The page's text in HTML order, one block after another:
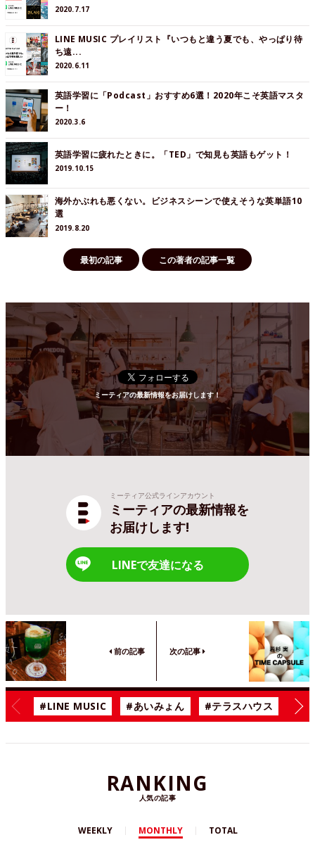
2020.7.17
LINE MUSIC プレイリスト『いつもと違う夏でも、やっぱり待
ち遠...
2020.6.11
英語学習に「Podcast」おすすめ6選！2020年こそ英語マスタ
ー！
2020.3.6
英語学習に疲れたときに。「TED」で知見も英語もゲット！
2019.10.15
海外かぶれも悪くない。ビジネスシーンで使えそうな英単語10
選
2019.8.20
最初の記事 この著者の記事一覧
ミーティアの最新情報をお届けします！
ミーティア公式ラインアカウント
ミーティアの最新情報を
お届けします!
LINEで友達になる
前の記事 次の記事
#LINE MUSIC #あいみょん #テラスハウス #
RANKING
人気の記事
WEEKLY MONTHLY TOTAL